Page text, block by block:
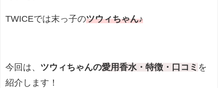
TWICEでは末っ子のツウィちゃん♪
今回は、 ツウィちゃんの愛用香水・特徴・口コミ を
紹介します！